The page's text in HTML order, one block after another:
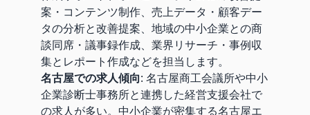
案・コンテンツ制作、売上データ・顧客デー
タの分析と改善提案、地域の中小企業との商
談同席・議事録作成、業界リサーチ・事例収
集とレポート作成などを担当します。
名古屋での求人傾向: 名古屋商工会議所や中小
企業診断士事務所と連携した経営支援会社で
の求人が多い。中小企業が密集する名古屋エ